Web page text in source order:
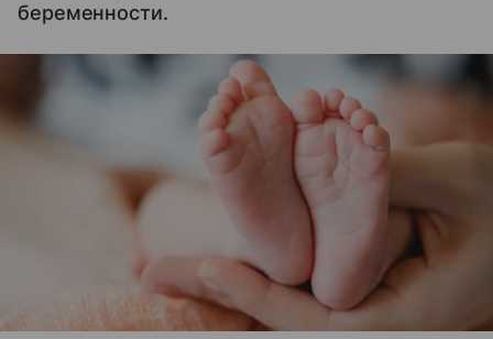
беременности.